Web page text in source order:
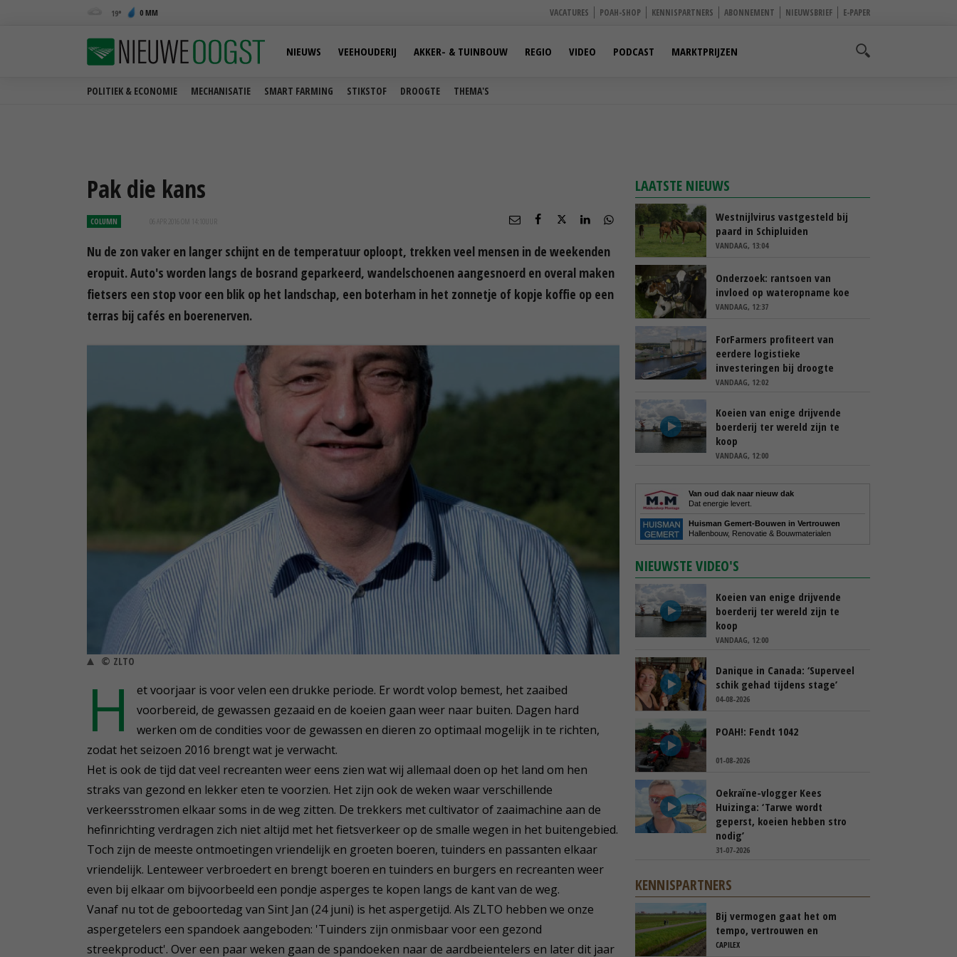
19 0 MM VACATURES POAH-SHOP KENNISPARTNERS ABONNEMENT NIEUWSBRIEF E-PAPER
POLITIEK & ECONOMIE MECHANISATIE SMART FARMING STIKSTOF DROOGTE THEMA'S
NIEUWS VEEHOUDERIJ AKKER- & TUINBOUW REGIO VIDEO PODCAST MARKTPRIJZEN
Pak die kans
COLUMN 06 APR 2016 OM 14:10
Nu de zon vaker en langer schijnt en de temperatuur oploopt, trekken veel mensen in de weekenden
eropuit. Auto's worden langs de bosrand geparkeerd, wandelschoenen aangesnoerd en overal maken
fietsers een stop voor een blik op het landschap, een boterham in het zonnetje of kopje koffie op een
terras bij cafés en boerenerven.
© ZLTO
H
et voorjaar is voor velen een drukke periode. Er wordt volop bemest, het zaaibed
voorbereid, de gewassen gezaaid en de koeien gaan weer naar buiten. Dagen hard
werken om de condities voor de gewassen en dieren zo optimaal mogelijk in te richten,
zodat het seizoen 2016 brengt wat je verwacht.
Het is ook de tijd dat veel recreanten weer eens zien wat wij allemaal doen op het land om hen
straks van gezond en lekker eten te voorzien. Het zijn ook de weken waar verschillende
verkeersstromen elkaar soms in de weg zitten. De trekkers met cultivator of zaaimachine aan de
hefinrichting verdragen zich niet altijd met het fietsverkeer op de smalle wegen in het buitengebied.
Toch zijn de meeste ontmoetingen vriendelijk en groeten boeren, tuinders en passanten elkaar
vriendelijk. Lenteweer verbroedert en brengt boeren en tuinders en burgers en recreanten weer
even bij elkaar om bijvoorbeeld een pondje asperges te kopen langs de kant van de weg.
Vanaf nu tot de geboortedag van Sint Jan (24 juni) is het aspergetijd. Als ZLTO hebben we onze
aspergetelers een spandoek aangeboden: 'Tuinders zijn onmisbaar voor een gezond
streekproduct'. Over een paar weken gaan de spandoeken naar de aardbeientelers en later dit jaar
LAATSTE NIEUWS
Westnijlvirus vastgesteld bij
paard in Schipluiden
VANDAAG, 13:04
Onderzoek: rantsoen van
invloed op wateropname koe
VANDAAG, 12:37
ForFarmers profiteert van
eerdere logistieke
investeringen bij droogte
VANDAAG, 12:02
Koeien van enige drijvende
boerderij ter wereld zijn te
koop
VANDAAG, 12:00
Van oud dak naar nieuw dak
Dat energie levert.
Huisman Gemert-Bouwen in Vertrouwen
Hallenbouw, Renovatie & Bouwmaterialen
NIEUWSTE VIDEO'S
Koeien van enige drijvende
boerderij ter wereld zijn te
koop
VANDAAG, 12:00
Danique in Canada: ‘Superveel
schik gehad tijdens stage’
04-08-2026
POAH!: Fendt 1042
01-08-2026
Oekraïne-vlogger Kees
Huizinga: ‘Tarwe wordt
geperst, koeien hebben stro
nodig’
31-07-2026
KENNISPARTNERS
Bij vermogen gaat het om
tempo, vertrouwen en
transparantie
CAPILEX